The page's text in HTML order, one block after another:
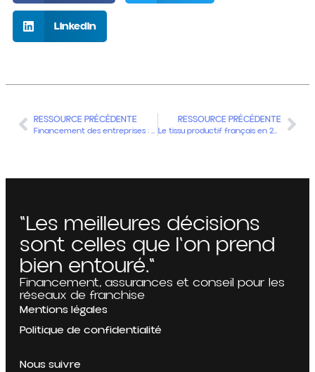
LinkedIn
RESSOURCE PRÉCÉDENTE
Financement des entreprises : ce que révèlent les données Banque de France
RESSOURCE PRÉCÉDENTE
Le tissu productif français en 2023 : structure, dynamiques et enjeux pour les entreprises
"Les meilleures décisions
sont celles que l'on prend
bien entouré."
Financement, assurances et conseil pour les
réseaux de franchise
Mentions légales
Politique de confidentialité
Nous suivre